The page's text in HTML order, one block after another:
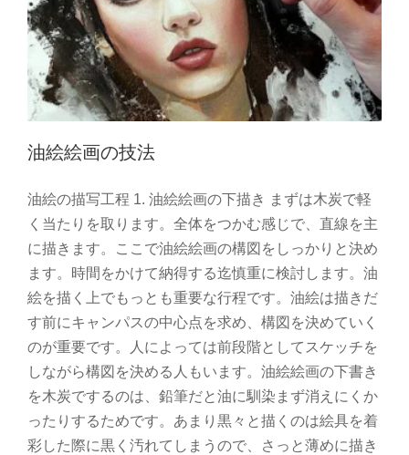
油絵絵画の技法
油絵の描写工程 1. 油絵絵画の下描き まずは木炭で軽
く当たりを取ります。全体をつかむ感じで、直線を主
に描きます。ここで油絵絵画の構図をしっかりと決め
ます。時間をかけて納得する迄慎重に検討します。油
絵を描く上でもっとも重要な行程です。油絵は描きだ
す前にキャンパスの中心点を求め、構図を決めていく
のが重要です。人によっては前段階としてスケッチを
しながら構図を決める人もいます。油絵絵画の下書き
を木炭でするのは、鉛筆だと油に馴染まず消えにくか
ったりするためです。あまり黒々と描くのは絵具を着
彩した際に黒く汚れてしまうので、さっと薄めに描き